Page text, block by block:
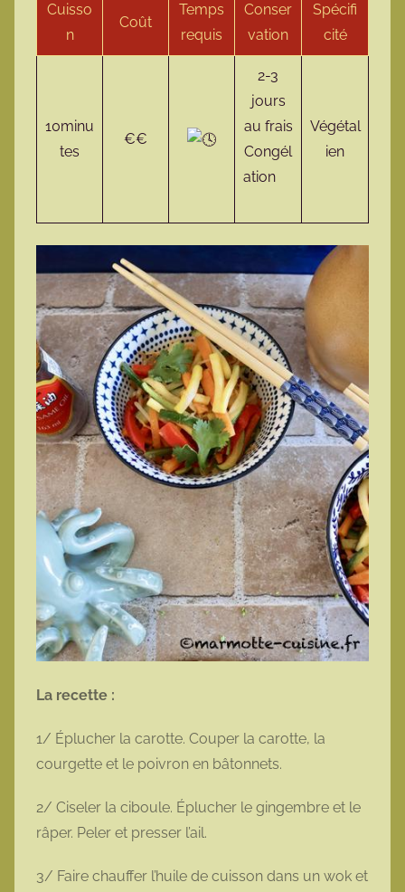
Cuisso
n
Coût
Temps
requis
Conser
vation
Spécifi
cité
10minu
tes
€€
2-3
jours
au frais
Congél
ation
Végétal
ien
La recette :
1/ Éplucher la carotte. Couper la carotte, la
courgette et le poivron en bâtonnets.
2/ Ciseler la ciboule. Éplucher le gingembre et le
râper. Peler et presser l’ail.
3/ Faire chauffer l’huile de cuisson dans un wok et